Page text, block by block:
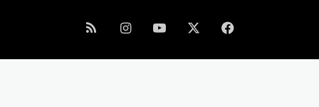
فيسبوك ‫YouTubeانستقرامملخص
الموقع